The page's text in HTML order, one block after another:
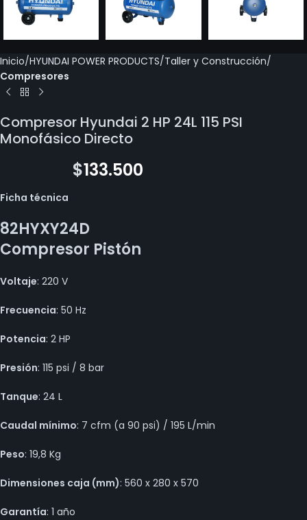
Inicio HYUNDAI POWER PRODUCTS Taller y Construcción
Compresores
Compresor Hyundai 2 HP 24L 115 PSI
Monofásico Directo
$133.500
Ficha técnica
82HYXY24D
Compresor Pistón
Voltaje: 220 V
Frecuencia: 50 Hz
Potencia: 2 HP
Presión: 115 psi / 8 bar
Tanque: 24 L
Caudal mínimo: 7 cfm (a 90 psi) / 195 L/min
Peso: 19,8 Kg
Dimensiones caja (mm): 560 x 280 x 570
Garantía: 1 año